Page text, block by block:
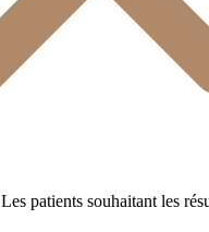
Les patients souhaitant les